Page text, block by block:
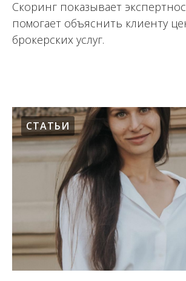
Скоринг показывает
помогает объяснить клиенту
брокерских услуг.
СТАТЬИ